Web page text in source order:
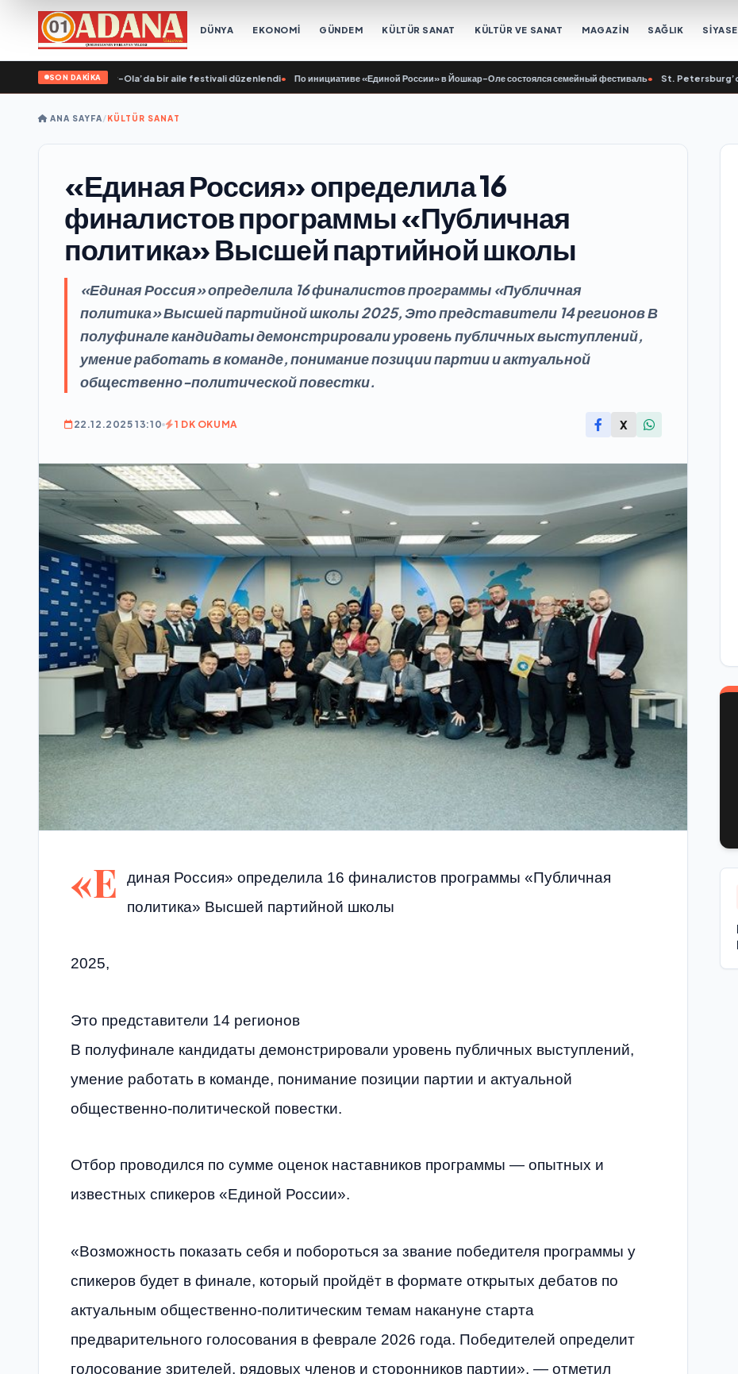
DÜNYA EKONOMİ GÜNDEM KÜLTÜR SANAT KÜLTÜR VE SANAT MAGAZİN SAĞLIK
SON DAKİKA
girişimiyle Yoshkar-Ola’da bir aile festivali düzenlendi• По инициативе «Единой России» в Йошкар-Оле состоялся семейный фестиваль• St. Petersburg’da,
ANA SAYFA/KÜLTÜR SANAT
«Единая Россия» определила 16
финалистов программы «Публичная
политика» Высшей партийной школы
«Единая Россия» определила 16 финалистов программы «Публичная
политика» Высшей партийной школы 2025, Это представители 14 регионов В
полуфинале кандидаты демонстрировали уровень публичных выступлений,
умение работать в команде, понимание позиции партии и актуальной
общественно-политической повестки.
22.12.2025 13:10 1 DK OKUMA X
«Е
диная Россия» определила 16 финалистов программы «Публичная
политика» Высшей партийной школы
2025,
Это представители 14 регионов
В полуфинале кандидаты демонстрировали уровень публичных выступлений,
умение работать в команде, понимание позиции партии и актуальной
общественно-политической повестки.
Отбор проводился по сумме оценок наставников программы — опытных и
известных спикеров «Единой России».
«Возможность показать себя и побороться за звание победителя программы у
спикеров будет в финале, который пройдёт в формате открытых дебатов по
актуальным общественно-политическим темам накануне старта
предварительного голосования в феврале 2026 года. Победителей определит
голосование зрителей, рядовых членов и сторонников партии», — отметил